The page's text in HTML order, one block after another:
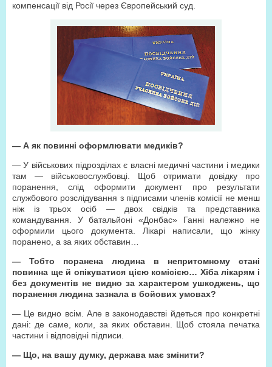
компенсації від Росії через Європейський суд.
— А як повинні оформлювати медиків?
— У військових підрозділах є власні медичні частини і медики
там — військовослужбовці. Щоб отримати довідку про
поранення, слід оформити документ про результати
службового розслідування з підписами членів комісії не менш
ніж із трьох осіб — двох свідків та представника
командування. У батальйоні «Донбас» Ганні належно не
оформили цього документа. Лікарі написали, що жінку
поранено, а за яких обставин…
— Тобто поранена людина в непритомному стані
повинна ще й опікуватися цією комісією… Хіба лікарям і
без документів не видно за характером ушкоджень, що
поранення людина зазнала в бойових умовах?
— Це видно всім. Але в законодавстві йдеться про конкретні
дані: де саме, коли, за яких обставин. Щоб стояла печатка
частини і відповідні підписи.
— Що, на вашу думку, держава має змінити?